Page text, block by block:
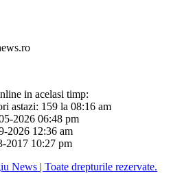
in acelasi timp:
astazi: 159 la 08:16 am
2026 06:48 pm
2026 12:36 am
2017 10:27 pm
News | Toate drepturile rezervate.